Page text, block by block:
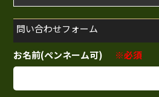
問い合わせフォーム
お名前(ペンネーム可) ※必須